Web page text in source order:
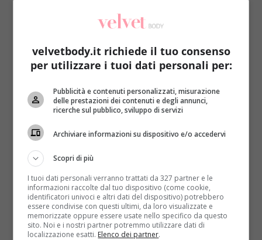
Italia in zona rossa o arancione: come
praticare sport individuale
Da lunedì 15 marzo metà delle regioni d’Italia
entreranno in zona rossa, mentre molte altre
passeranno o...
Read More
velvetbody.it richiede il tuo consenso
per utilizzare i tuoi dati personali per:
Pubblicità e contenuti personalizzati, misurazione
delle prestazioni dei contenuti e degli annunci,
ricerche sul pubblico, sviluppo di servizi
Archiviare informazioni su dispositivo e/o accedervi
Scopri di più
I tuoi dati personali verranno trattati da 327 partner e le
informazioni raccolte dal tuo dispositivo (come cookie,
identificatori univoci e altri dati del dispositivo) potrebbero
essere condivise con questi ultimi, da loro visualizzate e
memorizzate oppure essere usate nello specifico da questo
sito. Noi e i nostri partner potremmo utilizzare dati di
localizzazione esatti. Elenco dei partner.